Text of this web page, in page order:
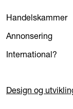
Handelskammer
Annonsering
International?
Design og